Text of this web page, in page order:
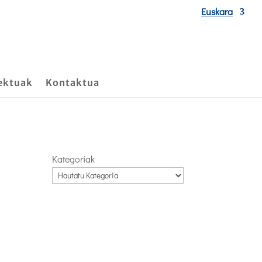
Euskara
Kontaktua
Kategoriak